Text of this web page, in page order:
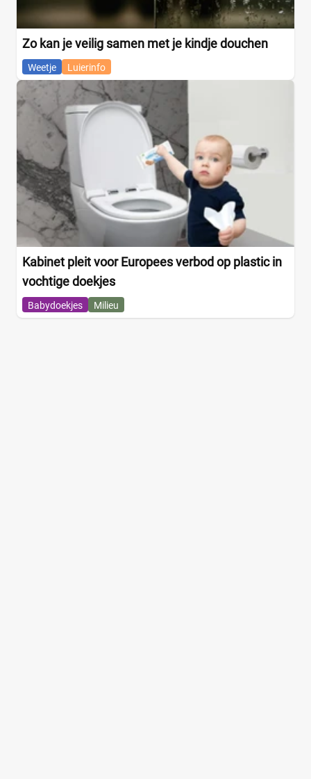
Zo kan je veilig samen met je kindje douchen
Weetje Luierinfo
Kabinet pleit voor Europees verbod op plastic in
vochtige doekjes
Babydoekjes Milieu